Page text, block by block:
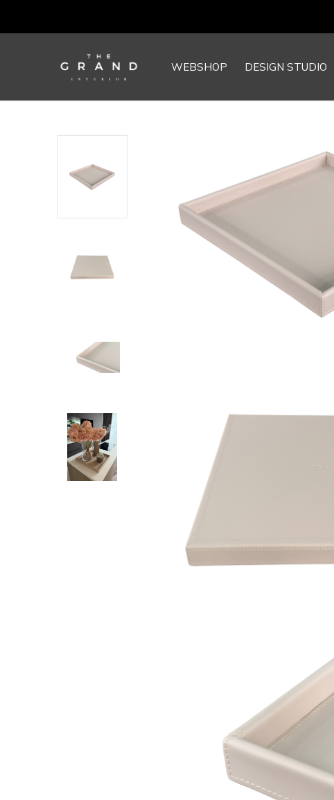
WEBSHOP DESIGN STUDIO